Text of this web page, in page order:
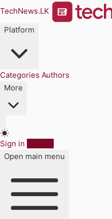
TechNews.LK
Platform
Categories Authors
More
Sign in
Open main menu